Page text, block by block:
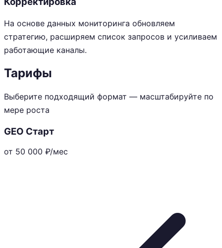
На основе данных мониторинга обновляем
стратегию, расширяем список запросов и усиливаем
работающие каналы.
Тарифы
Выберите подходящий формат — масштабируйте по
мере роста
GEO Старт
от 50 000 ₽/мес